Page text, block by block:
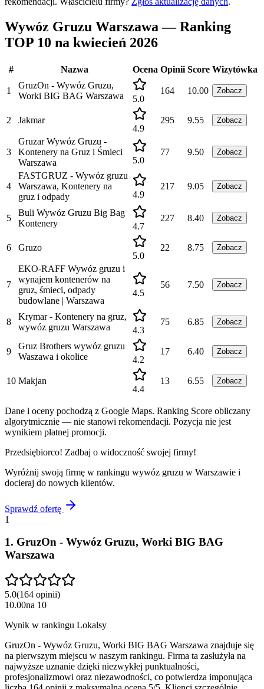
Wywóz Gruzu Warszawa — Ranking
TOP 10 na kwiecień 2026
# Nazwa Ocena Opinii Score Wizytówka
1
GruzOn - Wywóz Gruzu,
Worki BIG BAG Warszawa
5.0
164 10.00 Zobacz
2
Jakmar
4.9
295 9.55 Zobacz
3
Gruzar Wywóz Gruzu -
Kontenery na Gruz i Śmieci
Warszawa
5.0
77 9.50 Zobacz
4
FASTGRUZ - Wywóz gruzu
Warszawa, Kontenery na
gruz i odpady
4.9
217 9.05 Zobacz
5
Buli Wywóz Gruzu Big Bag
Kontenery
4.7
227 8.40 Zobacz
6
Gruzo
5.0
22 8.75 Zobacz
7
EKO-RAFF Wywóz gruzu i
wynajem kontenerów na
gruz, śmieci, odpady
budowlane | Warszawa
4.5
56 7.50 Zobacz
8
Krymar - Kontenery na gruz,
wywóz gruzu Warszawa
4.3
75 6.85 Zobacz
9
Gruz Brothers wywóz gruzu
Waszawa i okolice
4.2
17 6.40 Zobacz
10 Makjan
4.4
13 6.55 Zobacz
Dane i oceny pochodzą z Google Maps. Ranking Score obliczany
algorytmicznie — nie stanowi rekomendacji. Pozycja nie jest
wynikiem płatnej promocji.
Przedsiębiorco! Zadbaj o widoczność swojej firmy!
Wyróżnij swoją firmę w rankingu wywóz gruzu w Warszawie i
docieraj do nowych klientów.
Sprawdź ofertę
1
1. GruzOn - Wywóz Gruzu, Worki BIG BAG
Warszawa
5.0(164 opinii)
10.00na 10
Wynik w rankingu Lokalsy
GruzOn - Wywóz Gruzu, Worki BIG BAG Warszawa znajduje się
na pierwszym miejscu w naszym rankingu. Firma ta zasłużyła na
najwyższe uznanie dzięki niezwykłej punktualności,
profesjonalizmowi oraz niezawodności, co potwierdza imponująca